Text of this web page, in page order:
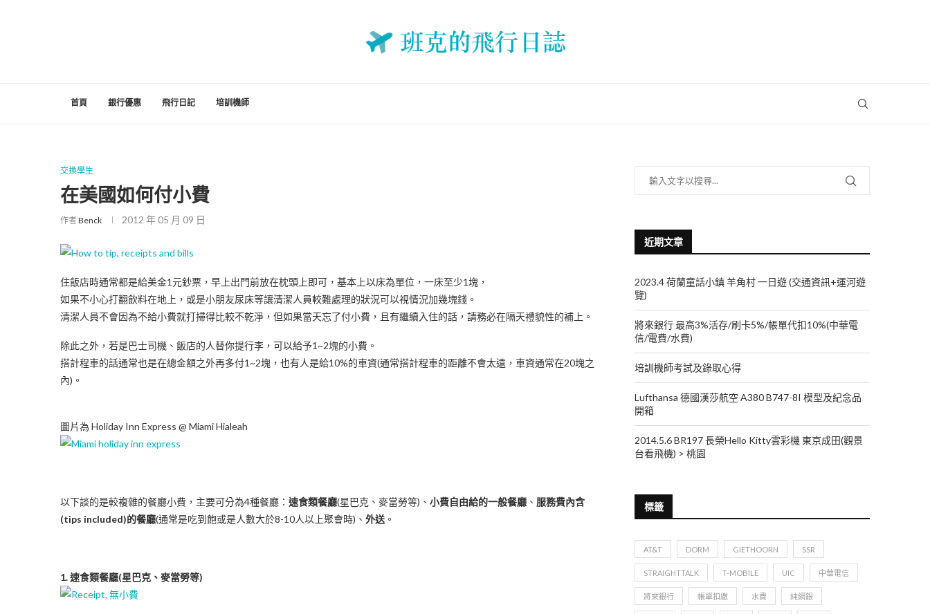
首頁 銀行優惠 飛行日記 培訓機師
交換學生
在美國如何付小費
作者Benck 2012 年 05 月 09 日
住飯店時通常都是給美金1元鈔票，早上出門前放在枕頭上即可，基本上以床為單位，一床至少1塊，
如果不小心打翻飲料在地上，或是小朋友尿床等讓清潔人員較難處理的狀況可以視情況加幾塊錢。
清潔人員不會因為不給小費就打掃得比較不乾淨，但如果當天忘了付小費，且有繼續入住的話，請務必在隔天禮貌性的補上。
除此之外，若是巴士司機、飯店的人替你提行李，可以給予1~2塊的小費。
搭計程車的話通常也是在總金額之外再多付1~2塊，也有人是給10%的車資(通常搭計程車的距離不會太遠，車資通常在20塊之
內)。
圖片為 Holiday Inn Express @ Miami Hialeah
以下談的是較複雜的餐廳小費，主要可分為4種餐廳： 速食類餐廳(星巴克、麥當勞等)、 小費自由給的一般餐廳 、 服務費內含
(tips included)的餐廳(通常是吃到飽或是人數大於8-10人以上聚會時)、 外送 。
1. 速食類餐廳(星巴克、麥當勞等)
近期文章
2023.4 荷蘭童話小鎮 羊角村 一日遊 (交通資訊+運河遊
覽)
將來銀行 最高3%活存/刷卡5%/帳單代扣10%(中華電
信/電費/水費)
培訓機師考試及錄取心得
Lufthansa 德國漢莎航空 A380 B747-8I 模型及紀念品
開箱
2014.5.6 BR197 長榮Hello Kitty雲彩機 東京成田(觀景
台看飛機) > 桃園
標籤
AT&T DORM GIETHOORN SSR
STRAIGHTTALK T-MOBILE UIC 中華電信
將來銀行 帳單扣繳 水費 純網銀